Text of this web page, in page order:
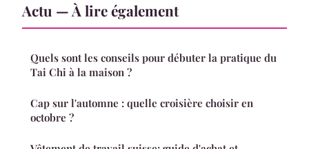
Actu — À lire également
Quels sont les conseils pour débuter la pratique du
Tai Chi à la maison ?
Cap sur l'automne : quelle croisière choisir en
octobre ?